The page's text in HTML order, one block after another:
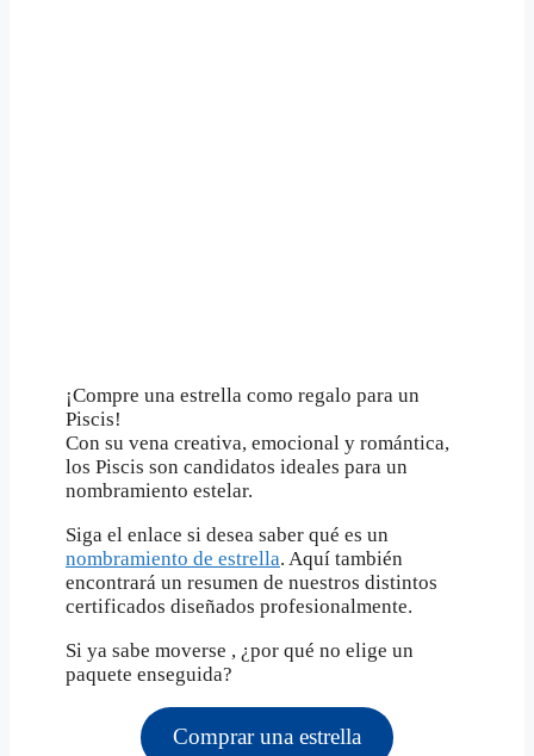
¡Compre una estrella como regalo para un
Piscis!
Con su vena creativa, emocional y romántica,
los Piscis son candidatos ideales para un
nombramiento estelar.
Siga el enlace si desea saber qué es un
nombramiento de estrella. Aquí también
encontrará un resumen de nuestros distintos
certificados diseñados profesionalmente.
Si ya sabe moverse , ¿por qué no elige un
paquete enseguida?
Comprar una estrella